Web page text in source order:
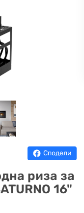
Сподели
риза за
16"